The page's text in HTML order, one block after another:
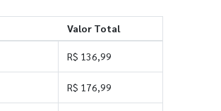
Valor Total
R$ 136,99
R$ 176,99